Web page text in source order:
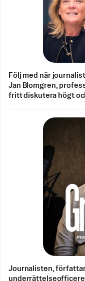
Följ med när
Jan Blomgren,
fritt diskutera högt
Journalisten,